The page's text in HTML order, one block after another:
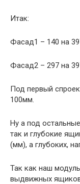
Итак:
Фасад1 – 140 на
Фасад2 – 297 на
Под первый
100мм.
Ну а под
так и глубокие
(мм), а глубоких,
Так как наш
выдвижных